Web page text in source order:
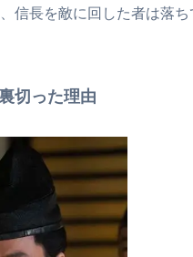
信長を敵に回した者は落
切った理由